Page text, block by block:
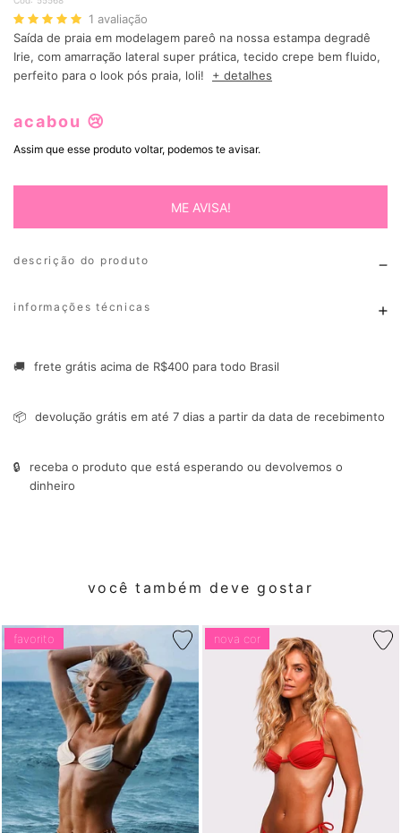
1 avaliação
Saída de praia em modelagem pareô na nossa estampa degradê
Irie, com amarração lateral super prática, tecido crepe bem fluido,
perfeito para o look pós praia, loli!
+ detalhes
acabou 😢
Assim que esse produto voltar, podemos te avisar.
ME AVISA!
descrição do produto
informações técnicas
🚚 frete grátis acima de R$400 para todo Brasil
📦 devolução grátis em até 7 dias a partir da data de recebimento
🔒
receba o produto que está esperando ou devolvemos o
dinheiro
você também deve gostar
favorito nova cor